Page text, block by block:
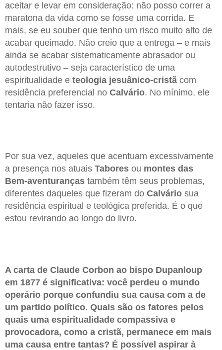
aceitar e levar em consideração: não posso correr a
maratona da vida como se fosse uma corrida. E
mais, se eu souber que tenho um risco muito alto de
acabar queimado. Não creio que a entrega – e mais
ainda se acabar sistematicamente abrasador ou
autodestrutivo – seja característico de uma
espiritualidade e teologia jesuânico-cristã com
residência preferencial no Calvário. No mínimo, ele
tentaria não fazer isso.
Por sua vez, aqueles que acentuam excessivamente
a presença nos atuais Tabores ou montes das
Bem-aventuranças também têm seus problemas,
diferentes daqueles que fizeram do Calvário sua
residência espiritual e teológica preferida. É o que
estou revirando ao longo do livro.
A carta de Claude Corbon ao bispo Dupanloup
em 1877 é significativa: você perdeu o mundo
operário porque confundiu sua causa com a de
um partido político. Quais são os fatores pelos
quais uma espiritualidade compassiva e
provocadora, como a cristã, permanece em mais
uma causa entre tantas? É possível aspirar à